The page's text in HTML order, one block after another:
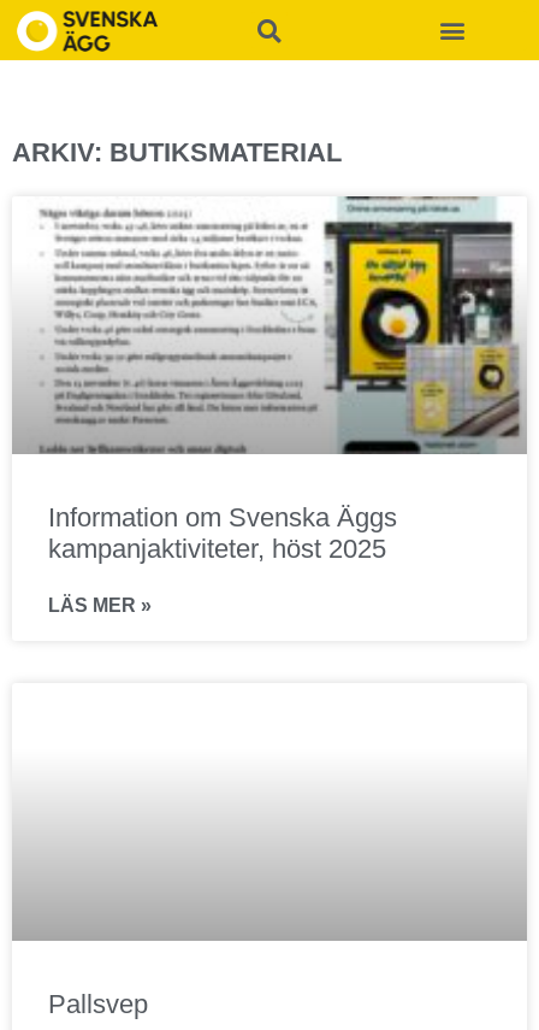
ARKIV: BUTIKSMATERIAL
Information om Svenska Äggs
kampanjaktiviteter, höst 2025
LÄS MER »
Pallsvep